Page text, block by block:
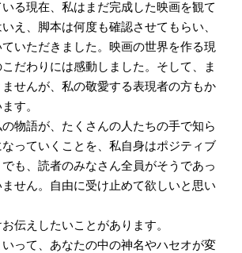
る現在、私はまだ完成した映画を観て
え、脚本は何度も確認させてもらい、
いただきました。映画の世界を作る現
だわりには感動しました。そして、ま
せんが、私の敬愛する表現者の方もか
す。
物語が、たくさんの人たちの手で知ら
っていくことを、私自身はポジティブ
も、読者のみなさん全員がそうであっ
せん。自由に受け止めて欲しいと思い
伝えしたいことがあります。
って、あなたの中の神名やハセオが変